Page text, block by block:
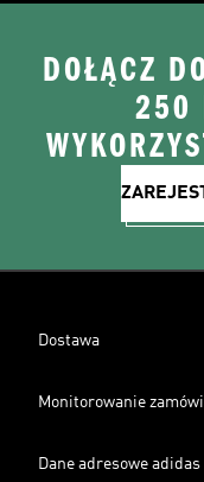
DOŁĄCZ
250
Dostawa
Monitorowanie
Dane adresowe adidas